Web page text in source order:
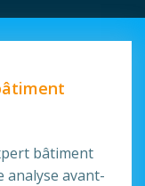
bâtiment
analyse avant-